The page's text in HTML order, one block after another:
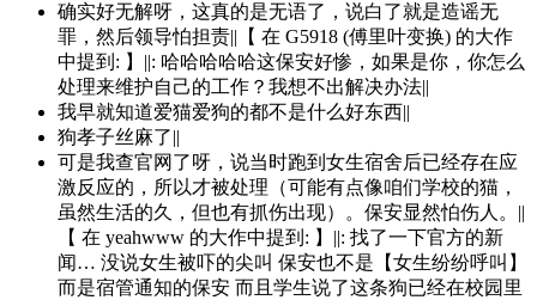
确实好无解呀，这真的是无语了，说白了就是造谣无
罪，然后领导怕担责||【 在 G5918 (傅里叶变换) 的大作
中提到: 】||: 哈哈哈哈哈这保安好惨，如果是你，你怎么
处理来维护自己的工作？我想不出解决办法||
我早就知道爱猫爱狗的都不是什么好东西||
狗孝子丝麻了||
可是我查官网了呀，说当时跑到女生宿舍后已经存在应
激反应的，所以才被处理（可能有点像咱们学校的猫，
虽然生活的久，但也有抓伤出现）。保安显然怕伤人。||
【 在 yeahwww 的大作中提到: 】||: 找了一下官方的新
闻… 没说女生被吓的尖叫 保安也不是【女生纷纷呼叫】
而是宿管通知的保安 而且学生说了这条狗已经在校园里